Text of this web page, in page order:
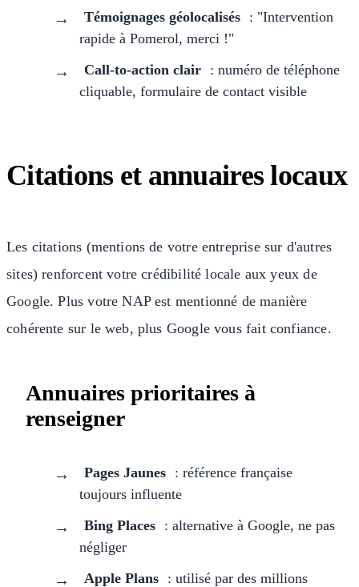
Témoignages géolocalisés : "Intervention
rapide à Pomerol, merci !"
Call-to-action clair : numéro de téléphone
cliquable, formulaire de contact visible
Citations et annuaires locaux
Les citations (mentions de votre entreprise sur d'autres
sites) renforcent votre crédibilité locale aux yeux de
Google. Plus votre NAP est mentionné de manière
cohérente sur le web, plus Google vous fait confiance.
Annuaires prioritaires à
renseigner
Pages Jaunes : référence française
toujours influente
Bing Places : alternative à Google, ne pas
négliger
Apple Plans : utilisé par des millions